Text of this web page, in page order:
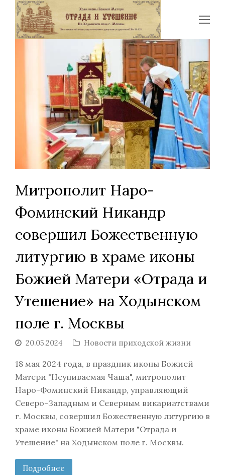
Митрополит Наро-
Фоминский Никандр
совершил Божественную
литургию в храме иконы
Божией Матери «Отрада и
Утешение» на Ходынском
поле г. Москвы
20.05.2024 Новости приходской жизни
18 мая 2024 года, в праздник иконы Божией
Матери "Неупиваемая Чаша", митрополит
Наро-Фоминский Никандр, управляющий
Северо-Западным и Северным викариатствами
г. Москвы, совершил Божественную литургию в
храме иконы Божией Матери "Отрада и
Утешение" на Ходынском поле г. Москвы.
Подробнее